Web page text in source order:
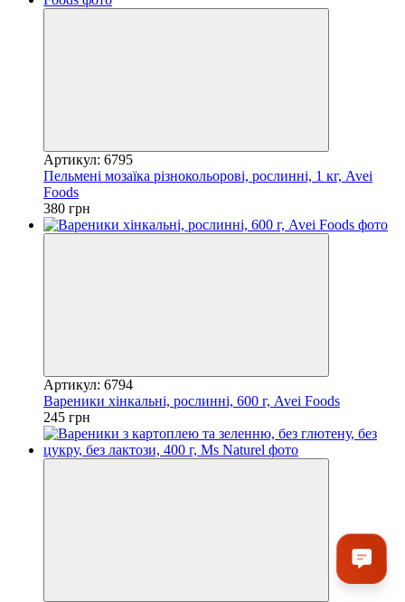
Артикул: 6795
Пельмені мозаїка різнокольорові, рослинні, 1 кг, Avei
Foods
380 грн
Артикул: 6794
Вареники хінкальні, рослинні, 600 г, Avei Foods
245 грн